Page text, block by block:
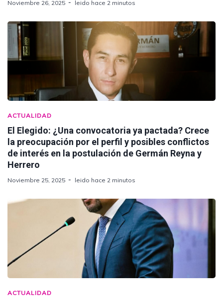
Noviembre 26, 2025 leido hace 2 minutos
ACTUALIDAD
El Elegido: ¿Una convocatoria ya pactada? Crece
la preocupación por el perfil y posibles conflictos
de interés en la postulación de Germán Reyna y
Herrero
Noviembre 25, 2025 leido hace 2 minutos
ACTUALIDAD